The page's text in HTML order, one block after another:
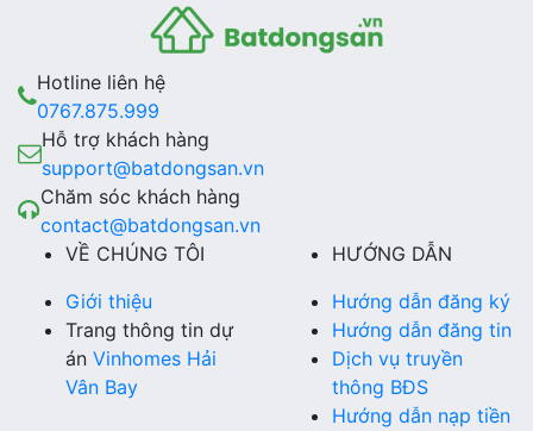
Hotline liên hệ
0767.875.999
Hỗ trợ khách hàng
support@batdongsan.vn
Chăm sóc khách hàng
contact@batdongsan.vn
VỀ CHÚNG TÔI
Giới thiệu
Trang thông tin dự
án Vinhomes Hải
Vân Bay
HƯỚNG DẪN
Hướng dẫn đăng ký
Hướng dẫn đăng tin
Dịch vụ truyền
thông BĐS
Hướng dẫn nạp tiền